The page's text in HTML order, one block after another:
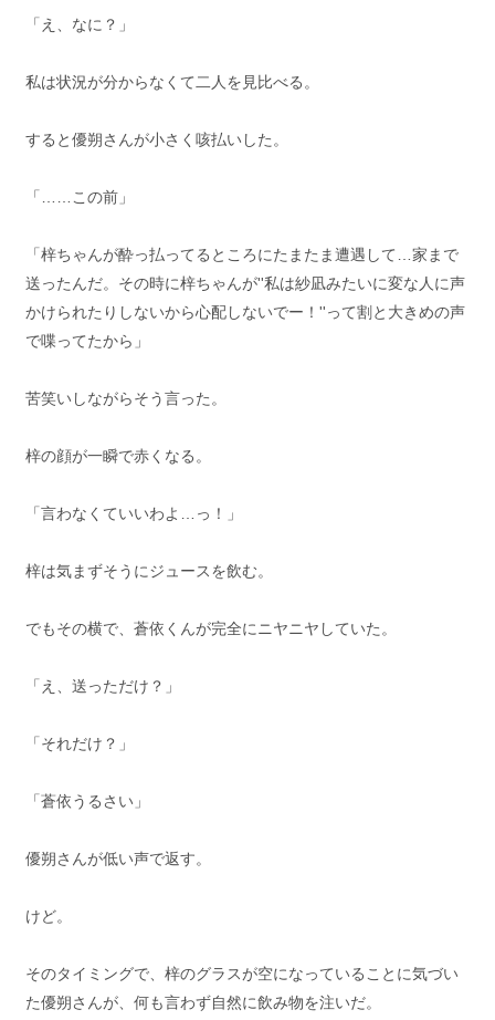
「え、なに？」
私は状況が分からなくて二人を見比べる。
すると優朔さんが小さく咳払いした。
「……この前」
「梓ちゃんが酔っ払ってるところにたまたま遭遇して…家まで
送ったんだ。その時に梓ちゃんが''私は紗凪みたいに変な人に声
かけられたりしないから心配しないでー！''って割と大きめの声
で喋ってたから」
苦笑いしながらそう言った。
梓の顔が一瞬で赤くなる。
「言わなくていいわよ…っ！」
梓は気まずそうにジュースを飲む。
でもその横で、蒼依くんが完全にニヤニヤしていた。
「え、送っただけ？」
「それだけ？」
「蒼依うるさい」
優朔さんが低い声で返す。
けど。
そのタイミングで、梓のグラスが空になっていることに気づい
た優朔さんが、何も言わず自然に飲み物を注いだ。